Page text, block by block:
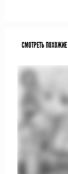
СМОТРЕТЬ ПОХОЖИЕ